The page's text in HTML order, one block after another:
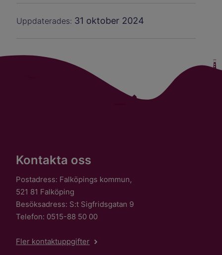
Uppdaterades: 31 oktober 2024
Kontakta oss
Postadress: Falköpings kommun,
521 81 Falköping
Besöksadress: S:t Sigfridsgatan 9
Telefon: 0515-88 50 00
Fler kontaktuppgifter